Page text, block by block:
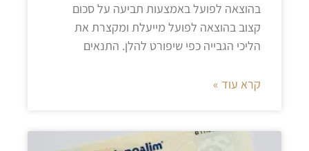
בהוצאה לפועל באמצעות תביעה על סכום
קצוב בהוצאה לפועל מייעלת ומקצרת את
הליכי הגבייה כפי שיפורט להלן. התנאים
קרא עוד »